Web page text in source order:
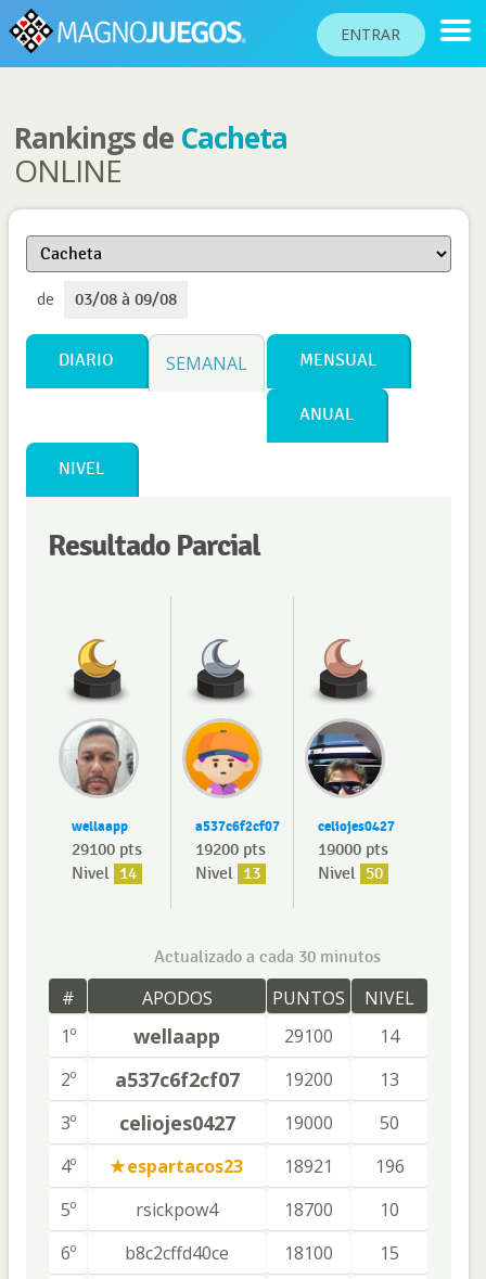
ENTRAR
RANKINGS
TORNEOS
COMUNIDAD
AYUDA
PASAPORTE
JUGAR
Rankings de Cacheta
ONLINE
de 03/08 à 09/08
DIARIO SEMANAL MENSUAL
ANUAL
NIVEL
Resultado Parcial
wellaapp
29100 pts
Nivel 14
a537c6f2cf07
19200 pts
Nivel 13
celiojes0427
19000 pts
Nivel 50
Actualizado a cada 30 minutos
# APODOS PUNTOS
NIVEL
1º
wellaapp 29100
14
2º
a537c6f2cf07 19200
13
3º
celiojes0427 19000
50
4º
espartacos23 18921
196
5º
rsickpow4 18700
10
6º
b8c2cffd40ce 18100
15